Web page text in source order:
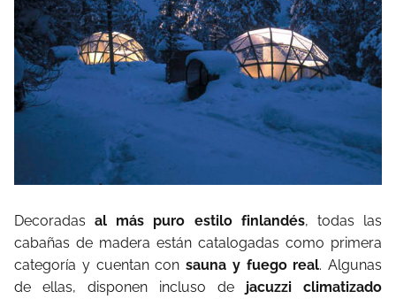
Decoradasal más puro estilo finlandés, todas las
cabañas de madera están catalogadas como primera
categoría y cuentan con sauna y fuego real. Algunas
de ellas, disponen incluso de jacuzzi climatizado